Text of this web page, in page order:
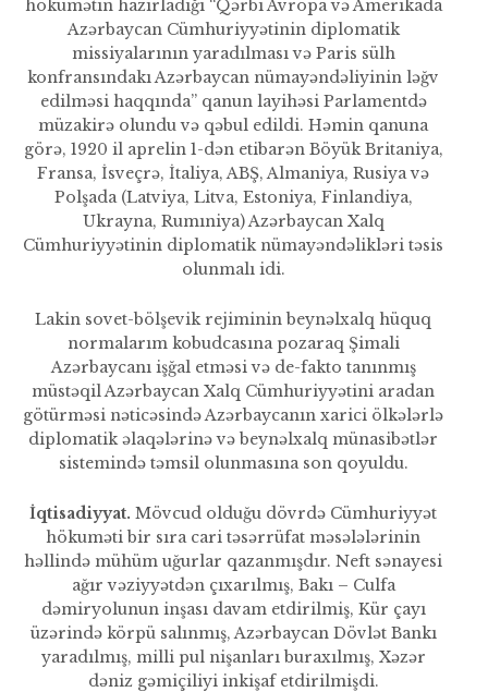
hökumətin hazırladığı “Qərbi Avropa və Amerikada
Azərbaycan Cümhuriyyətinin diplomatik
missiyalarının yaradıl­ması və Paris sülh
konfransındakı Azərbaycan nümayəndəliyinin ləğv
edilməsi haqqında” qanun layihəsi Parlamentdə
müzakirə olundu və qəbul edildi. Həmin qanuna
görə, 1920 il aprelin 1-dən etibarən Böyük Britaniya,
Fransa, İsveçrə, İtaliya, ABŞ, Almani­ya, Rusiya və
Polşada (Latvi­ya, Litva, Estoniya, Finlandiya,
Ukrayna, Rumıniya) Azərbaycan Xalq
Cümhuriyyətinin diplomatik nümayəndəlikləri təsis
olunmalı idi.
Lakin sovet-bölşevik reji­minin beynəlxalq hüquq
nor­malarım kobudcasına pozaraq Şimali
Azərbaycanı işğal etməsi və de-fakto tanınmış
müstəqil Azərbaycan Xalq Cümhuriyyətini aradan
götürməsi nəticəsində Azərbaycanın xarici ölkələrlə
dip­lomatik əlaqələrinə və beynəlxalq münasibətlər
sistemində təmsil olunmasına son qoyuldu.
İqtisadiyyat. Mövcud olduğu dövrdə Cümhuriyyət
hökuməti bir sıra cari təsərrüfat məsələlərinin
həllində mühüm uğurlar qa­zanmışdır. Neft sənayesi
ağır vəziyyətdən çıxarılmış, Bakı – Culfa
dəmiryolunun inşası davam etdirilmiş, Kür çayı
üzərində körpü salınmış, Azərbaycan Dövlət Ban­kı
yaradılmış, milli pul nişanları buraxılmış, Xəzər
dəniz gəmiçiliyi inkişaf etdirilmişdi.